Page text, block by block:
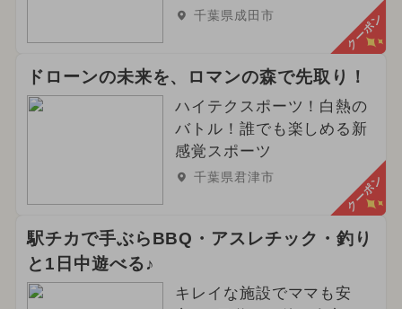
千葉県成田市 クーポン
ドローンの未来を、ロマンの森で先取り！
ハイテクスポーツ！白熱の
バトル！誰でも楽しめる新
感覚スポーツ
千葉県君津市 クーポン
駅チカで手ぶらBBQ・アスレチック・釣り
と1日中遊べる♪
キレイな施設でママも安